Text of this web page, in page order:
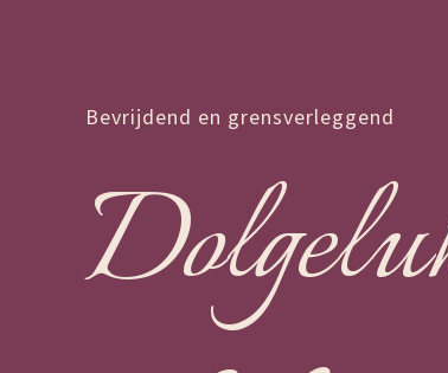
Bevrijdend en grensverleggend